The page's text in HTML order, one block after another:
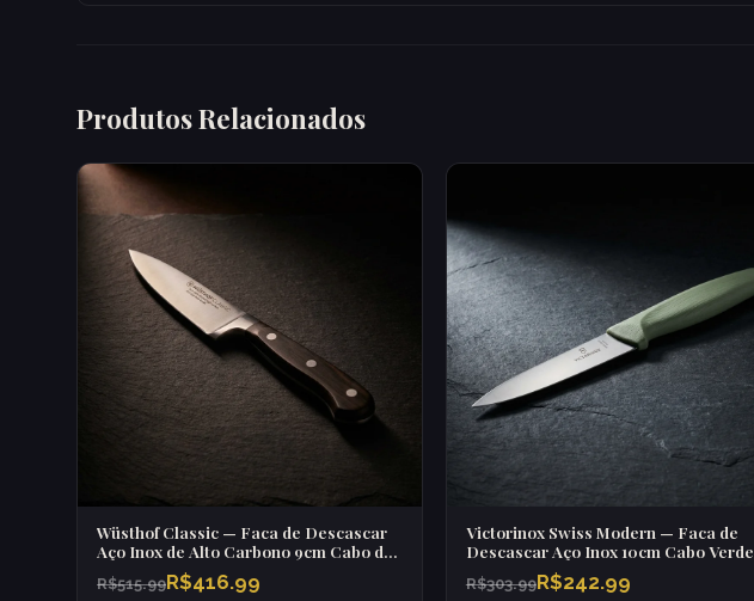
Produtos Relacionados
Wüsthof Classic — Faca de Descascar
Aço Inox de Alto Carbono 9cm Cabo de
R$515.99R$416.99
Victorinox Swiss Modern — Faca de
Descascar Aço Inox 10cm Cabo Verde
R$303.99R$242.99